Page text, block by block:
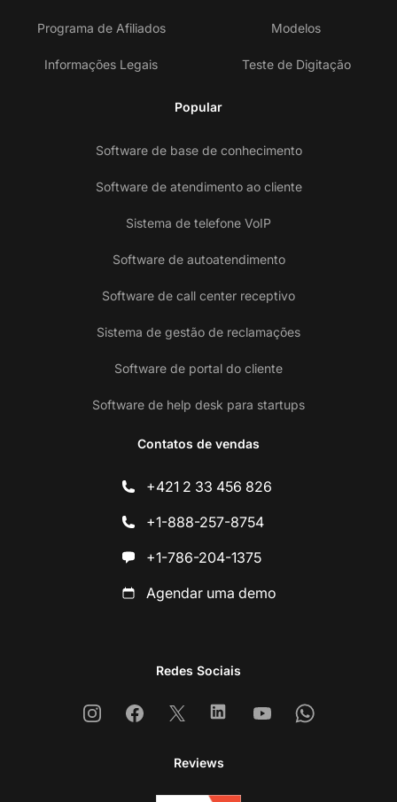
Programa de Afiliados
Informações Legais
Modelos
Teste de Digitação
Popular
Software de base de conhecimento
Software de atendimento ao cliente
Sistema de telefone VoIP
Software de autoatendimento
Software de call center receptivo
Sistema de gestão de reclamações
Software de portal do cliente
Software de help desk para startups
Contatos de vendas
+421 2 33 456 826
+1-888-257-8754
+1-786-204-1375
Agendar uma demo
Redes Sociais
InstagramFacebook
X LinkedinYoutubeWhatsapp
Reviews